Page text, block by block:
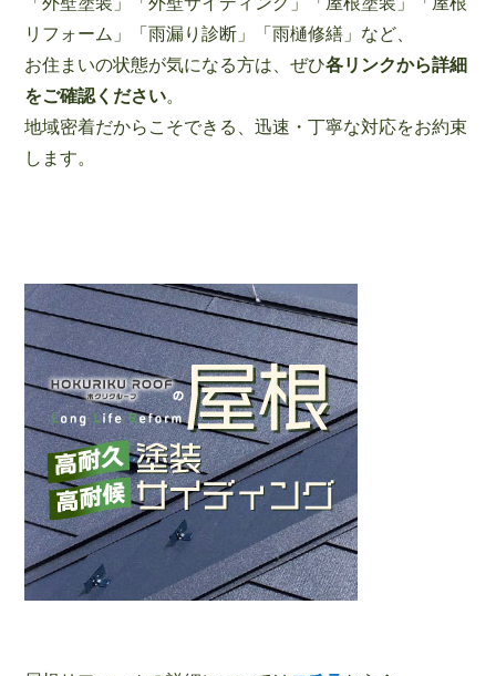
リフォーム」「雨漏り診断」「雨樋修繕」など、
お住まいの状態が気になる方は、ぜひ各リンクから詳細
をご確認ください。
地域密着だからこそできる、迅速・丁寧な対応をお約束
します。